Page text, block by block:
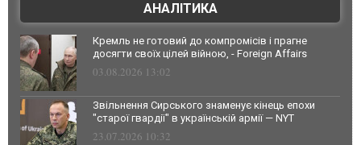
АНАЛІТИКА
Кремль не готовий до компромісів і прагне
досягти своїх цілей війною, - Foreign Affairs
03.08.2026 13:02
Звільнення Сирського знаменує кінець епохи
"старої гвардії" в українській армії — NYT
23.07.2026 10:32